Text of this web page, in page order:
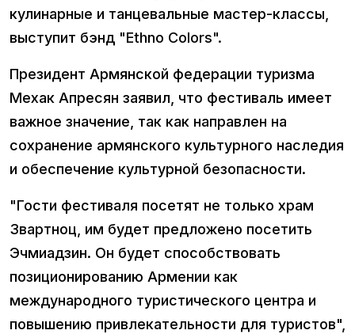
кулинарные и танцевальные мастер-классы,
выступит бэнд "Ethno Colors".
Президент Армянской федерации туризма
Мехак Апресян заявил, что фестиваль имеет
важное значение, так как направлен на
сохранение армянского культурного наследия
и обеспечение культурной безопасности.
"Гости фестиваля посетят не только храм
Звартноц, им будет предложено посетить
Эчмиадзин. Он будет способствовать
позиционированию Армении как
международного туристического центра и
повышению привлекательности для туристов",